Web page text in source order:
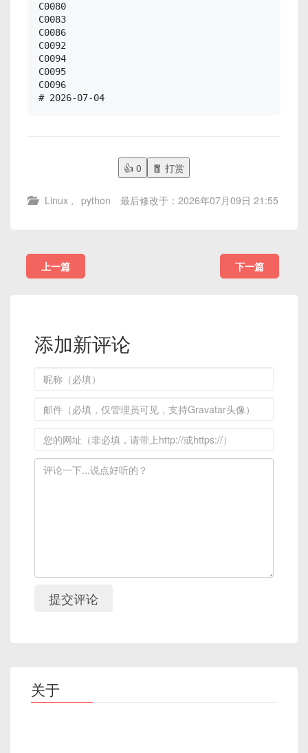
C0080
C0083
C0086
C0092
C0094
C0095
C0096
# 2026-07-04
👍 0 🧧 打赏
Linux , python 最后修改于：2026年07月09日 21:55
上一篇 下一篇
添加新评论
提交评论
关于